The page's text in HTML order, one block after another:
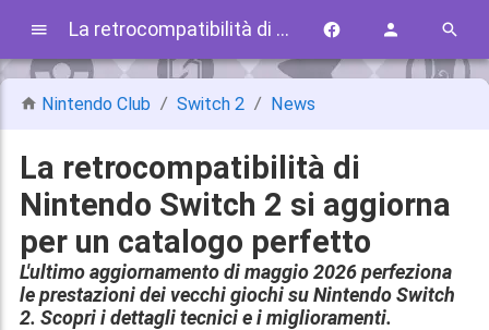
La retrocompatibilità di Nintendo Switch 2 si aggiorna per un catalogo perfetto
Nintendo Club Switch 2 News
La retrocompatibilità di
Nintendo Switch 2 si aggiorna
per un catalogo perfetto
L'ultimo aggiornamento di maggio 2026 perfeziona
le prestazioni dei vecchi giochi su Nintendo Switch
2. Scopri i dettagli tecnici e i miglioramenti.